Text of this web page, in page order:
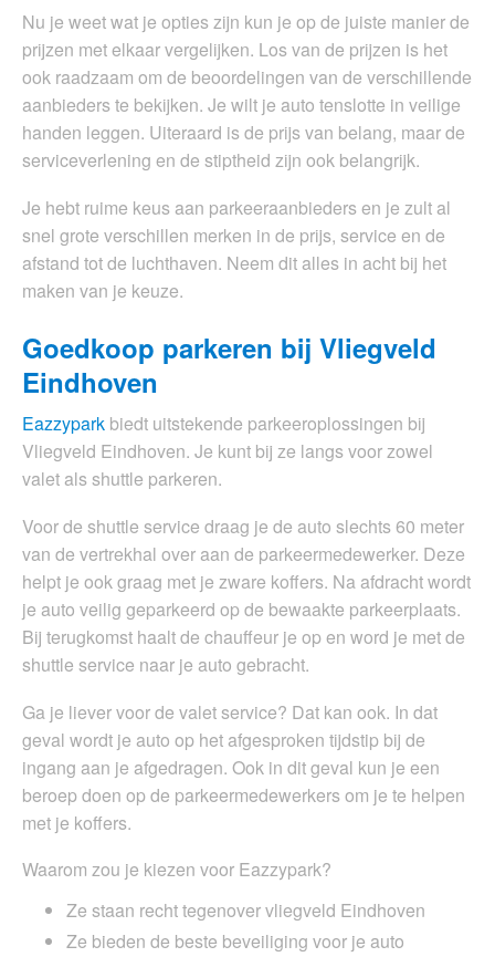
Nu je weet wat je opties zijn kun je op de juiste manier de
prijzen met elkaar vergelijken. Los van de prijzen is het
ook raadzaam om de beoordelingen van de verschillende
aanbieders te bekijken. Je wilt je auto tenslotte in veilige
handen leggen. Uiteraard is de prijs van belang, maar de
serviceverlening en de stiptheid zijn ook belangrijk.
Je hebt ruime keus aan parkeeraanbieders en je zult al
snel grote verschillen merken in de prijs, service en de
afstand tot de luchthaven. Neem dit alles in acht bij het
maken van je keuze.
Goedkoop parkeren bij Vliegveld
Eindhoven
Eazzypark biedt uitstekende parkeeroplossingen bij
Vliegveld Eindhoven. Je kunt bij ze langs voor zowel
valet als shuttle parkeren.
Voor de shuttle service draag je de auto slechts 60 meter
van de vertrekhal over aan de parkeermedewerker. Deze
helpt je ook graag met je zware koffers. Na afdracht wordt
je auto veilig geparkeerd op de bewaakte parkeerplaats.
Bij terugkomst haalt de chauffeur je op en word je met de
shuttle service naar je auto gebracht.
Ga je liever voor de valet service? Dat kan ook. In dat
geval wordt je auto op het afgesproken tijdstip bij de
ingang aan je afgedragen. Ook in dit geval kun je een
beroep doen op de parkeermedewerkers om je te helpen
met je koffers.
Waarom zou je kiezen voor Eazzypark?
Ze staan recht tegenover vliegveld Eindhoven
Ze bieden de beste beveiliging voor je auto